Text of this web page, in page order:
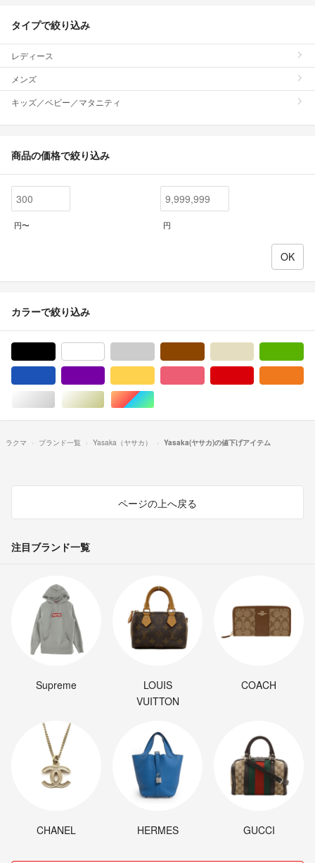
タイプで絞り込み
レディース
メンズ
キッズ／ベビー／マタニティ
商品の価格で絞り込み
円〜 円
カラーで絞り込み
シルバー/銀色系ゴールド/金色系マルチカラー
ラクマ ブランド一覧 Yasaka（ヤサカ） Yasaka(ヤサカ)の値下げアイテム
ページの上へ戻る
注目ブランド一覧
Supreme
LOUIS
VUITTON
COACH
CHANEL HERMES GUCCI